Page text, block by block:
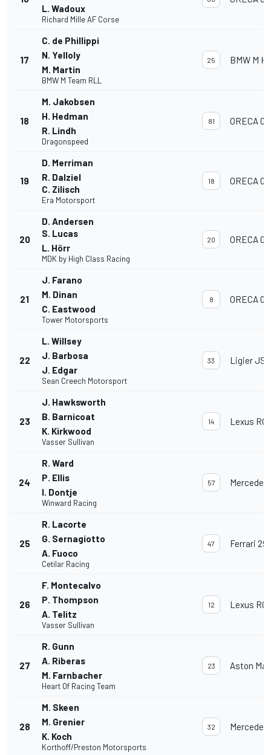
L. Wadoux
Richard Mille AF Corse
17
C. de Phillippi
N. Yelloly
M. Martin
BMW M Team RLL
25 BMW M
18
M. Jakobsen
H. Hedman
R. Lindh
Dragonspeed
81 ORECA 07
19
D. Merriman
R. Dalziel
C. Zilisch
Era Motorsport
18 ORECA 07
20
D. Andersen
S. Lucas
L. Hörr
MDK by High Class Racing
20 ORECA 07
21
J. Farano
M. Dinan
C. Eastwood
Tower Motorsports
8 ORECA 07
22
L. Willsey
J. Barbosa
J. Edgar
Sean Creech Motorsport
33 Ligier JS
23
J. Hawksworth
B. Barnicoat
K. Kirkwood
Vasser Sullivan
14 Lexus RC
24
R. Ward
P. Ellis
I. Dontje
Winward Racing
57 Mercedes
25
R. Lacorte
G. Sernagiotto
A. Fuoco
Cetilar Racing
47 Ferrari
26
F. Montecalvo
P. Thompson
A. Telitz
Vasser Sullivan
12 Lexus RC
27
R. Gunn
A. Riberas
M. Farnbacher
Heart Of Racing Team
23 Aston
28
M. Skeen
M. Grenier
K. Koch
Korthoff/Preston Motorsports
32 Mercedes